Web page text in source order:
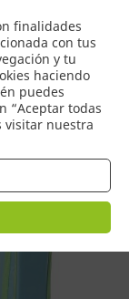
finalidades
con tus
y tu
haciendo
puedes
“Aceptar todas
visitar nuestra
0
precio